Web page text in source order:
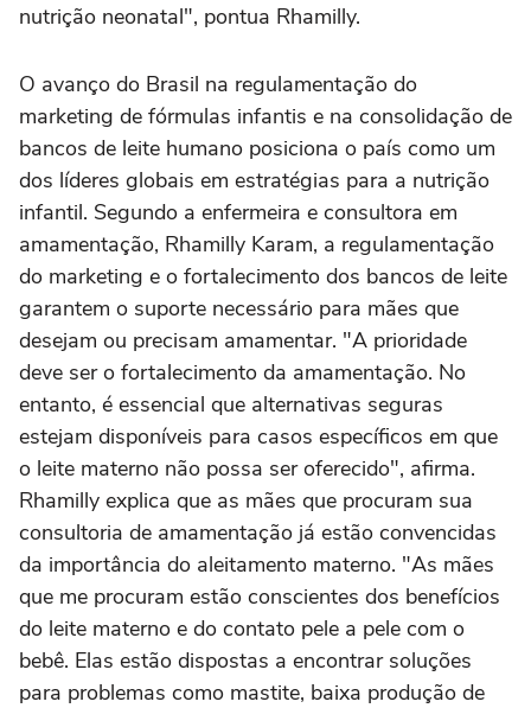
nutrição neonatal", pontua Rhamilly.
O avanço do Brasil na regulamentação do
marketing de fórmulas infantis e na consolidação de
bancos de leite humano posiciona o país como um
dos líderes globais em estratégias para a nutrição
infantil. Segundo a enfermeira e consultora em
amamentação, Rhamilly Karam, a regulamentação
do marketing e o fortalecimento dos bancos de leite
garantem o suporte necessário para mães que
desejam ou precisam amamentar. "A prioridade
deve ser o fortalecimento da amamentação. No
entanto, é essencial que alternativas seguras
estejam disponíveis para casos específicos em que
o leite materno não possa ser oferecido", afirma.
Rhamilly explica que as mães que procuram sua
consultoria de amamentação já estão convencidas
da importância do aleitamento materno. "As mães
que me procuram estão conscientes dos benefícios
do leite materno e do contato pele a pele com o
bebê. Elas estão dispostas a encontrar soluções
para problemas como mastite, baixa produção de